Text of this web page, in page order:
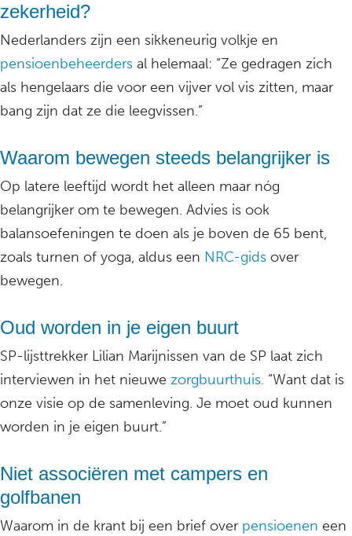
zekerheid?
Nederlanders zijn een sikkeneurig volkje en
pensioenbeheerders al helemaal: “Ze gedragen zich
als hengelaars die voor een vijver vol vis zitten, maar
bang zijn dat ze die leegvissen.”
Waarom bewegen steeds belangrijker is
Op latere leeftijd wordt het alleen maar nóg
belangrijker om te bewegen. Advies is ook
balansoefeningen te doen als je boven de 65 bent,
zoals turnen of yoga, aldus een NRC-gids over
bewegen.
Oud worden in je eigen buurt
SP-lijsttrekker Lilian Marijnissen van de SP laat zich
interviewen in het nieuwe zorgbuurthuis. “Want dat is
onze visie op de samenleving. Je moet oud kunnen
worden in je eigen buurt.”
Niet associëren met campers en
golfbanen
Waarom in de krant bij een brief over pensioenen een